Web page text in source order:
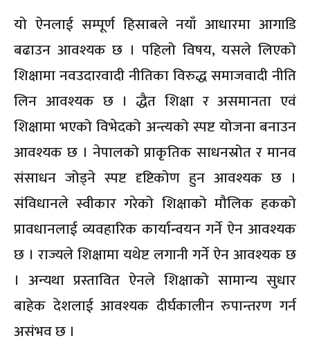
यो ऐनलाई सम्पूर्ण हिसाबले नयाँ आधारमा आगाडि
बढाउन आवश्यक छ । पहिलो विषय, यसले लिएको
शिक्षामा नवउदारवादी नीतिका विरुद्ध समाजवादी नीति
लिन आवश्यक छ । द्धैत शिक्षा र असमानता एवं
शिक्षामा भएको विभेदको अन्त्यको स्पष्ट योजना बनाउन
आवश्यक छ । नेपालको प्राकृतिक साधनस्रोत र मानव
संसाधन जोड्ने स्पष्ट दृष्टिकोण हुन आवश्यक छ ।
संविधानले स्वीकार गरेको शिक्षाको मौलिक हकको
प्रावधानलाई व्यवहारिक कार्यान्वयन गर्ने ऐन आवश्यक
छ । राज्यले शिक्षामा यथेष्ट लगानी गर्ने ऐन आवश्यक छ
। अन्यथा प्रस्तावित ऐनले शिक्षाको सामान्य सुधार
बाहेक देशलाई आवश्यक दीर्घकालीन रुपान्तरण गर्न
असंभव छ ।